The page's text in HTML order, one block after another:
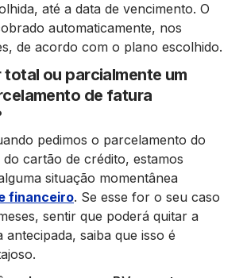
até a data de vencimento. O
automaticamente, nos
de acordo com o plano escolhido.
total ou parcialmente um
de fatura
pedimos o parcelamento do
cartão de crédito, estamos
situação momentânea
financeiro. Se esse for o seu caso
sentir que poderá quitar a
antecipada, saiba que isso é